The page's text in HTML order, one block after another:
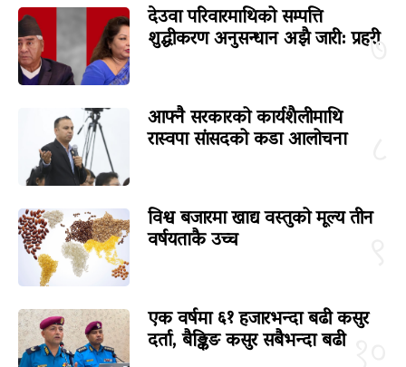
७
देउवा परिवारमाथिको सम्पत्ति
शुद्धीकरण अनुसन्धान अझै जारी: प्रहरी
आफ्नै सरकारको कार्यशैलीमाथि
रास्वपा सांसदको कडा आलोचना
विश्व बजारमा खाद्य वस्तुको मूल्य तीन
वर्षयताकै उच्च
एक वर्षमा ६१ हजारभन्दा बढी कसुर
दर्ता, बैङ्किङ कसुर सबैभन्दा बढी